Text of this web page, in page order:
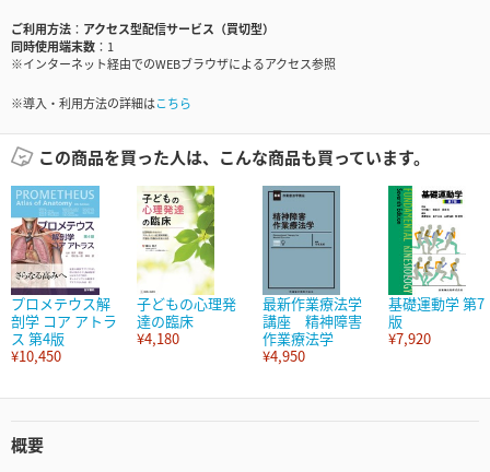
ご利用方法
アクセス型配信サービス（買切型）
同時使用端末数
1
※インターネット経由でのWEBブラウザによるアクセス参照
※導入・利用方法の詳細はこちら
この商品を買った人は、こんな商品も買っています。
プロメテウス解
剖学 コア アトラ
ス 第4版
¥10,450
子どもの心理発
達の臨床
¥4,180
最新作業療法学
講座 精神障害
作業療法学
¥4,950
基礎運動学 第7
版
¥7,920
概要